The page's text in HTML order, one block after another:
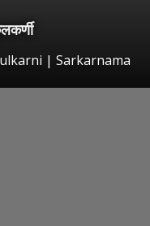
| Sarkarnama